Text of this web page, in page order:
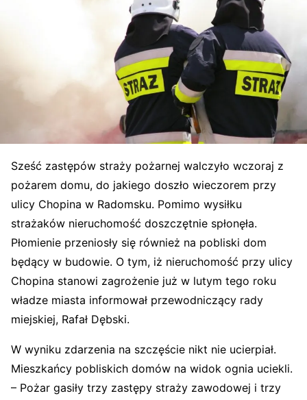
Sześć zastępów straży pożarnej walczyło wczoraj z
pożarem domu, do jakiego doszło wieczorem przy
ulicy Chopina w Radomsku. Pomimo wysiłku
strażaków nieruchomość doszczętnie spłonęła.
Płomienie przeniosły się również na pobliski dom
będący w budowie. O tym, iż nieruchomość przy ulicy
Chopina stanowi zagrożenie już w lutym tego roku
władze miasta informował przewodniczący rady
miejskiej, Rafał Dębski.
W wyniku zdarzenia na szczęście nikt nie ucierpiał.
Mieszkańcy pobliskich domów na widok ognia uciekli.
– Pożar gasiły trzy zastępy straży zawodowej i trzy